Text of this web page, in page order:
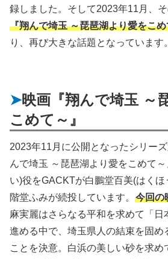
録しました。そして2023年11月、
『翔んで埼玉 ～琵琶湖より愛をこ
り、再び大きな話題となっています。
映画『翔んで埼玉 ～
こめて～』
2023年11月に公開となったシリー
んで埼玉 ～琵琶湖より愛をこめて
い)役をGACKTが白鵬堂百美(はくほ
階堂ふみが続投しています。 今回の
麻実麗はさらなる平和を求めて「日
進める中で、埼玉県人の結束を固め
ことを決意。白浜の美しい砂を求め